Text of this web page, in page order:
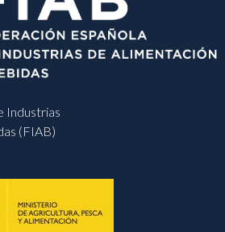
Industrias
(FIAB)